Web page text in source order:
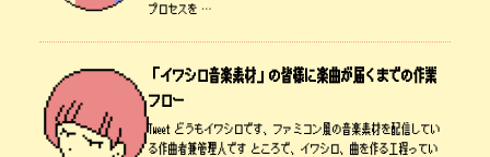
プロセスを …
「イワシロ音楽素材」の皆様に楽曲が届くまでの作業
フロー
Tweet どうもイワシロです、ファミコン風の音楽素材を配信してい
る作曲者兼管理人です ところで、イワシロ、曲を作る工程ってい